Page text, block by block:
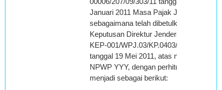
Januari 2011 Masa Pajak Juli 2009
sebagaimana telah dibetulkan dengan
Keputusan Direktur Jenderal Pajak No:
KEP-001/WPJ.03/KP.0403/2011
tanggal 19 Mei 2011, atas nama XXX,
NPWP YYY, dengan perhitungan
menjadi sebagai berikut: